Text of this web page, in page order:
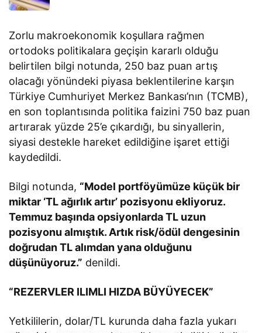
Zorlu makroekonomik koşullara rağmen
ortodoks politikalara geçişin kararlı olduğu
belirtilen bilgi notunda, 250 baz puan artış
olacağı yönündeki piyasa beklentilerine karşın
Türkiye Cumhuriyet Merkez Bankası’nın (TCMB),
en son toplantısında politika faizini 750 baz puan
artırarak yüzde 25’e çıkardığı, bu sinyallerin,
siyasi destekle hareket edildiğine işaret ettiği
kaydedildi.
Bilgi notunda, “Model portföyümüze küçük bir
miktar ‘TL ağırlık artır’ pozisyonu ekliyoruz.
Temmuz başında opsiyonlarda TL uzun
pozisyonu almıştık. Artık risk/ödül dengesinin
doğrudan TL alımdan yana olduğunu
düşünüyoruz.” denildi.
“REZERVLER ILIMLI HIZDA BÜYÜYECEK”
Yetkililerin, dolar/TL kurunda daha fazla yukarı